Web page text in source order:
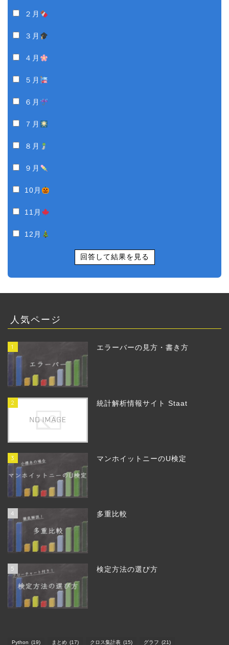
２月
３月
４月
５月
６月
７月
８月
９月
10月
11月
12月
回答して結果を見る
人気ページ
1 エラーバーの見方・書き方
2 統計解析情報サイト Staat
3 マンホイットニーのU検定
4 多重比較
5 検定方法の選び方
Python (19) まとめ (17) クロス集計表 (15) グラフ (21)